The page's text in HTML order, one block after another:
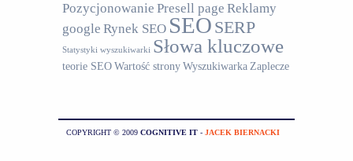
Pozycjonowanie Presell page Reklamy
google Rynek SEO SEO SERP
Statystyki wyszukiwarki Słowa kluczowe
teorie SEOWartość stronyWyszukiwarka Zaplecze
COPYRIGHT © 2009 COGNITIVE IT - JACEK BIERNACKI